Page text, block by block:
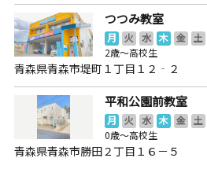
つつみ教室
月 火 水 木 金 土
2歳～高校生
青森県青森市堤町１丁目１２‐２
平和公園前教室
月 火 水 木 金 土
0歳～高校生
青森県青森市勝田２丁目１６－５